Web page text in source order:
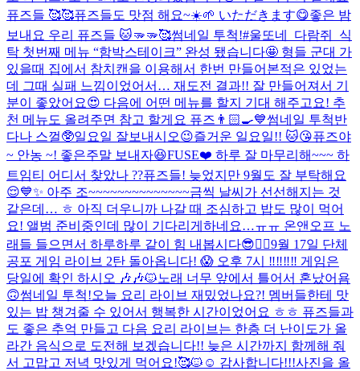
퓨즈들 🥰🥰퓨즈들도 맛점 해요~☀️🌱 いただきます😋좋은 밤
보내요 우리 퓨즈들 🐱🫳🫳🥰썸네일 투척!#울또네_다람쥐_식
탁 첫번째 메뉴 “함박스테이크” 완성 됐습니다🤩 형들 군대 가
있을때 집에서 참치캔을 이용해서 한번 만들어본적은 있었는
데 그때 실패 느낌이었어서… 재도전 결과!! 잘 만들어져서 기
분이 좋았어요😍 다음에 어떤 메뉴를 할지 기대 해주고요! 추
천 메뉴도 올려주면 참고 할게요 퓨즈👨🏻‍🍳💙썸네일 투척반
다나 스껄🥸일요일 잘보내시오😉즐거운 일요일!! 🐱😘퓨즈야
~ 안농 ~! 좋은주말 보내자😆FUSE❤️ 하루 잘 마무리해~~~ 하
트임티 어디서 찾았나 ??퓨즈들! 늦었지만 9월도 잘 부탁해요
😌💙✨ 아주 조~~~~~~~~~~~~~~금씩 날씨가 선선해지는 것
같은데… ㅎ 아직 더우니까 나갈 때 조심하고 밥도 많이 먹어
요! 앨범 준비중인데 많이 기다리게하네요…ㅠㅠ 온앤오프 노
래들 들으면서 하루하루 같이 힘 내봅시다😎❤️‍🔥9월 17일 단체
공포 게임 라이브 2탄 돌아옵니다! 😱 오후 7시 ‼️‼️‼️‼️ 게임은
당일에 확인 하시오 🎶🎶🐱노래 너무 앞에서 틀어서 혼났어욤
🙃썸네일 투척!오늘 요리 라이브 재밌었나요?! 멤버들한테 맛
있는 밥 챙겨줄 수 있어서 행복한 시간이었어요 ㅎㅎ 퓨즈들과
도 좋은 추억 만들고 다음 요리 라이브는 한층 더 난이도가 올
라간 음식으로 도전해 보겠습니다!! 늦은 시간까지 함께해 줘
서 고맙고 저녁 맛있게 먹어요!🥰🐱☺️ 감사합니다!!!사진을 올